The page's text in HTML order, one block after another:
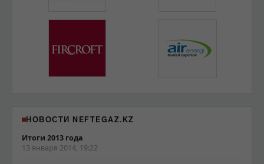
НОВОСТИ NEFTEGAZ.KZ
Итоги 2013 года
13 января 2014, 19:22